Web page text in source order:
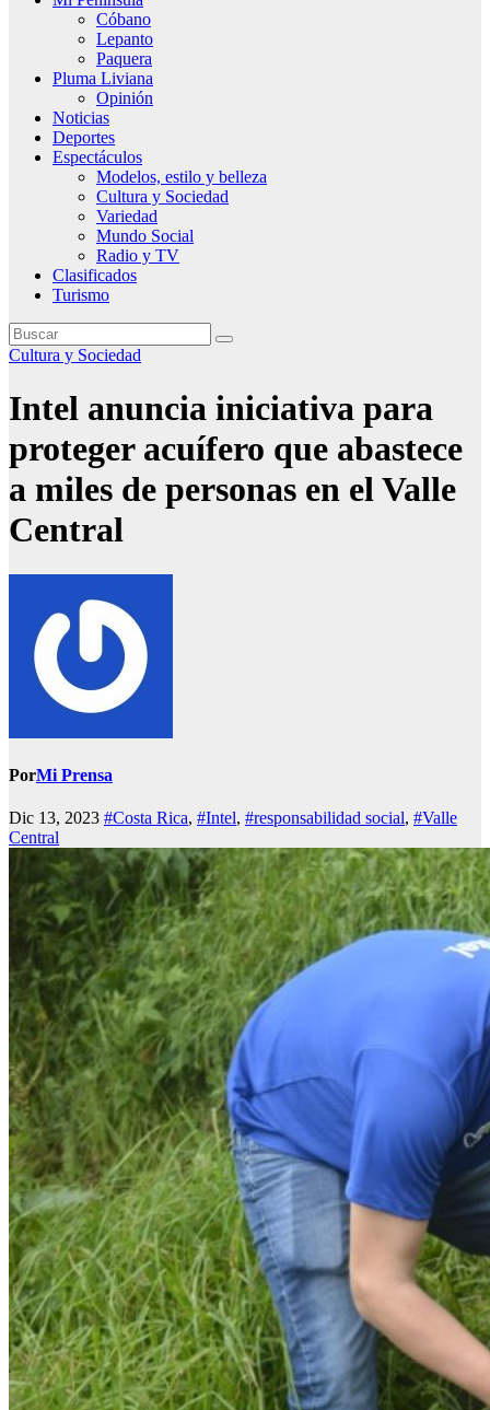
Cóbano
Lepanto
Paquera
Pluma Liviana
Opinión
Noticias
Deportes
Espectáculos
Modelos, estilo y belleza
Cultura y Sociedad
Variedad
Mundo Social
Radio y TV
Clasificados
Turismo
Cultura y Sociedad
Intel anuncia iniciativa para
proteger acuífero que abastece
a miles de personas en el Valle
Central
PorMi Prensa
Dic 13, 2023 #Costa Rica, #Intel, #responsabilidad social, #Valle
Central